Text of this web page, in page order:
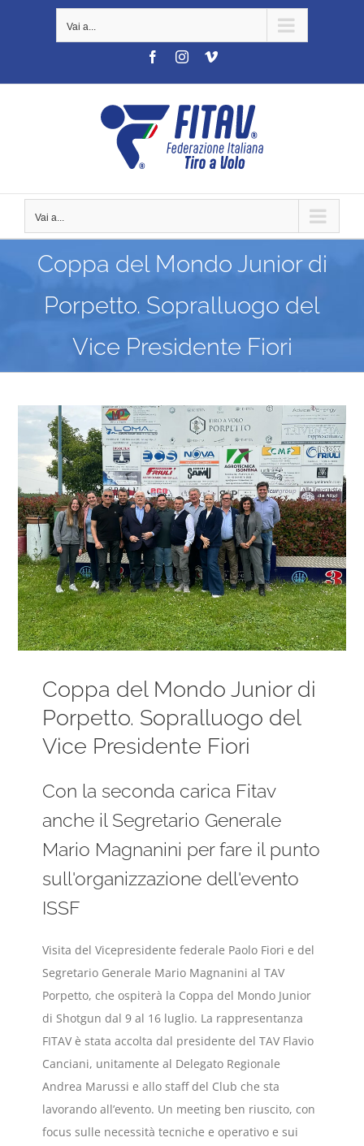
Vai a...
FacebookInstagramVimeo
Vai a...
Coppa del Mondo Junior di
Porpetto. Sopralluogo del
Vice Presidente Fiori
Ingrandisci
immagine
Coppa del Mondo Junior di
Porpetto. Sopralluogo del
Vice Presidente Fiori
Con la seconda carica Fitav
anche il Segretario Generale
Mario Magnanini per fare il punto
sull'organizzazione dell'evento
ISSF
Visita del Vicepresidente federale Paolo Fiori e del
Segretario Generale Mario Magnanini al TAV
Porpetto, che ospiterà la Coppa del Mondo Junior
di Shotgun dal 9 al 16 luglio. La rappresentanza
FITAV è stata accolta dal presidente del TAV Flavio
Canciani, unitamente al Delegato Regionale
Andrea Marussi e allo staff del Club che sta
lavorando all’evento. Un meeting ben riuscito, con
focus sulle necessità tecniche e operativo e sui